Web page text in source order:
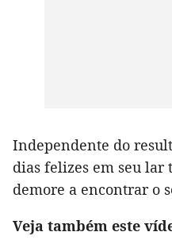
Independente do
dias felizes em seu lar
demore a encontrar o
Veja também este